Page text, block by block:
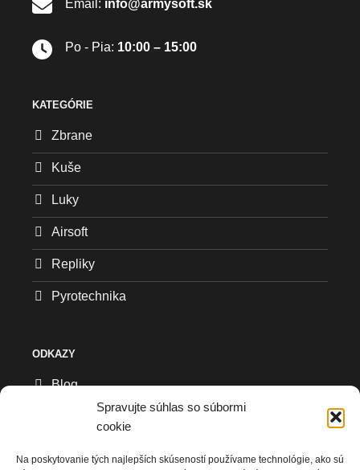
Spravujte súhlas so súbormi
cookie
Na poskytovanie tých najlepších skúseností používame technológie, ako sú
Email: info@armysoft.sk
Po - Pia: 10:00 – 15:00
KATEGÓRIE
Zbrane
Kuše
Luky
Airsoft
Repliky
Pyrotechnika
ODKAZY
Blog
Všeobecné obchodné podmienky